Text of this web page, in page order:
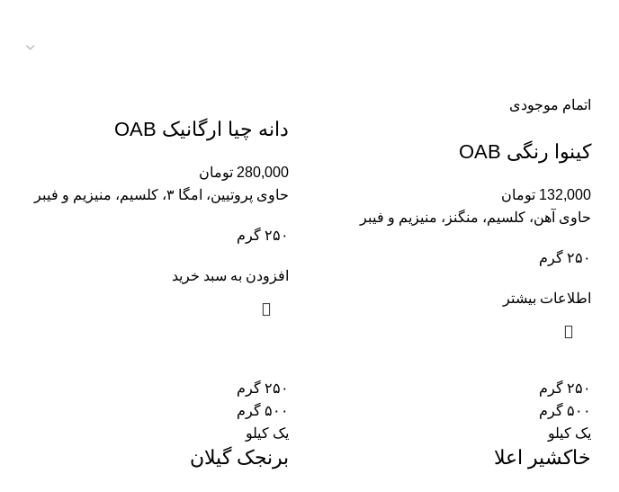
اتمام موجودی
کینوا رنگی OAB
132,000 تومان
حاوی آهن، کلسیم، منگنز، منیزیم و فیبر
۲۵۰ گرم
اطلاعات بیشتر
دانه چیا ارگانیک OAB
280,000 تومان
حاوی پروتیین، امگا ۳، کلسیم، منیزیم و فیبر
۲۵۰ گرم
افزودن به سبد خرید
۲۵۰ گرم
۵۰۰ گرم
یک کیلو
خاکشیر اعلا
۲۵۰ گرم
۵۰۰ گرم
یک کیلو
برنجک گیلان